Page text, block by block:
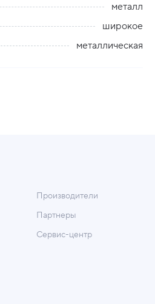
металл
широкое
металлическая
Производители
Партнеры
Сервис-центр